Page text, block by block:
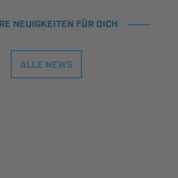
NEUIGKEITEN FÜR DICH
ALLE NEWS